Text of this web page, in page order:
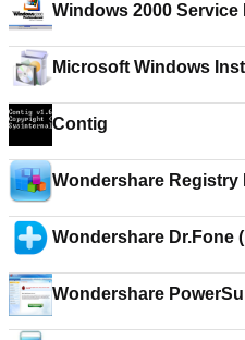
Windows 2000 Service
Microsoft Windows
Contig
Wondershare Registry
Wondershare Dr.Fone
Wondershare